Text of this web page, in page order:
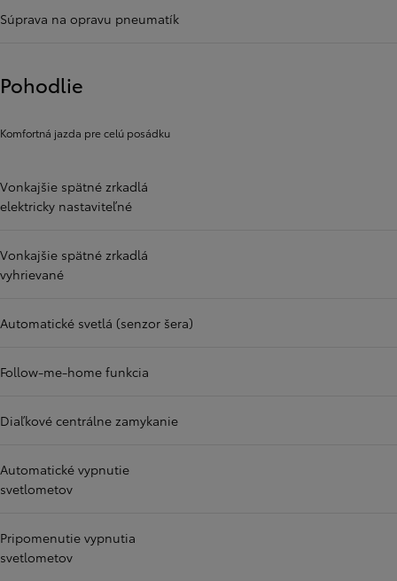
Súprava na opravu pneumatík
Pohodlie
Komfortná jazda pre celú posádku
Vonkajšie spätné zrkadlá
elektricky nastaviteľné
Vonkajšie spätné zrkadlá
vyhrievané
Automatické svetlá (senzor šera)
Follow-me-home funkcia
Diaľkové centrálne zamykanie
Automatické vypnutie
svetlometov
Pripomenutie vypnutia
svetlometov